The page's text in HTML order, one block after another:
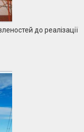
до реалізації